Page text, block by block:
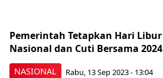
NASIONAL
Pemerintah Tetapkan Hari Libur
Nasional dan Cuti Bersama 2024
Rabu, 13 Sep 2023 - 13:04